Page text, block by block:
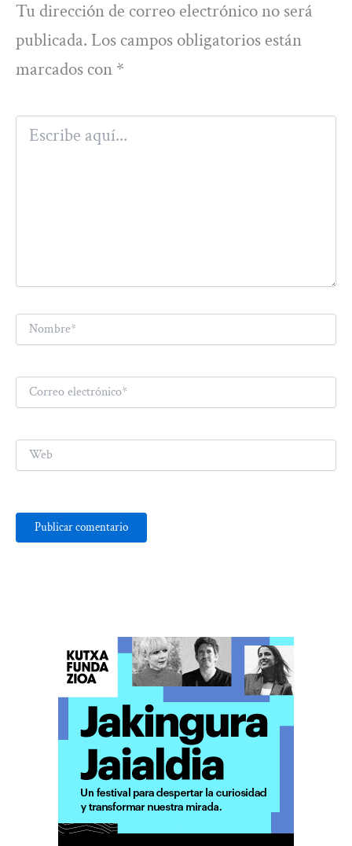
Tu dirección de correo electrónico no será
publicada. Los campos obligatorios están
marcados con *
Escribe
aquí...
Nombre*
Correo
electrónico*
Web